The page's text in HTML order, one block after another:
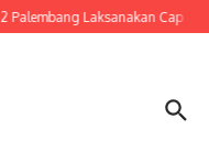
Laksanakan Cap Tiga